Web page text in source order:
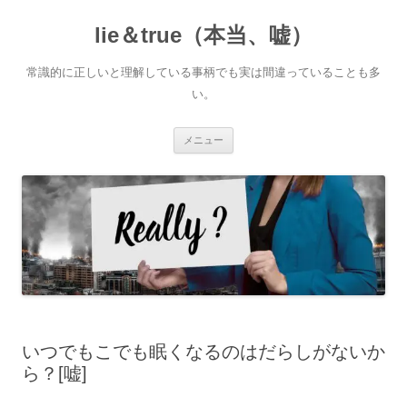
へ
ス
lie＆true（本当、嘘）
常識的に正しいと理解している事柄でも実は間違っていることも多
い。
メニュー
いつでもこでも眠くなるのはだらしがないか
ら？[嘘]